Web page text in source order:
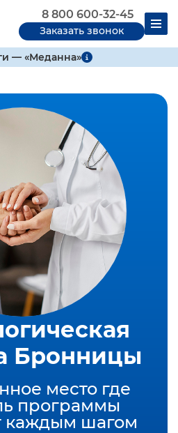
8 800 600-32-45
Заказать звонок
— «Меданна»
Бронницы
место где
программы
каждым шагом